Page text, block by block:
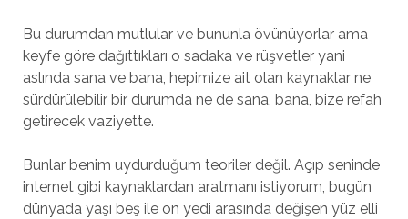
Bu durumdan mutlular ve bununla övünüyorlar ama
keyfe göre dağıttıkları o sadaka ve rüşvetler yani
aslında sana ve bana, hepimize ait olan kaynaklar ne
sürdürülebilir bir durumda ne de sana, bana, bize refah
getirecek vaziyette.
Bunlar benim uydurduğum teoriler değil. Açıp seninde
internet gibi kaynaklardan aratmanı istiyorum, bugün
dünyada yaşı beş ile on yedi arasında değişen yüz elli